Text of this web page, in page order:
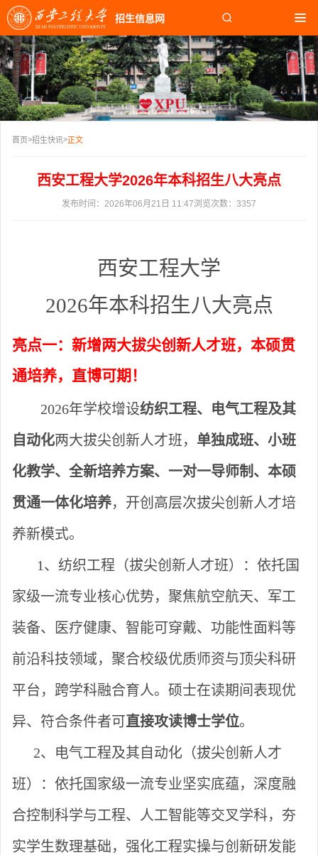
招生信息网
首页
招生快讯
报考指南
学院专业
首页>招生快讯>正文
西安工程大学2026年本科招生八大亮点
发布时间：2026年06月21日 11:47浏览次数： 3357
西安工程大学
2026年本科招生八大亮点
亮点一：新增两大拔尖创新人才班，本硕贯
通培养，直博可期！
2026年学校增设纺织工程、电气工程及其
自动化两大拔尖创新人才班， 单独成班、 小班
化教学、全新培养方案、一对一导师制、本硕
贯通一体化培养，开创高层次拔尖创新人才培
养新模式。
1、纺织工程（拔尖创新人才班）
：依托国
家级一流专业核心优势，聚焦航空航天、军工
装备、医疗健康、智能可穿戴、功能性面料等
前沿科技领域，聚合校级优质师资与顶尖科研
平台，跨学科融合育人。硕士在读期间表现优
异、符合条件者可直接攻读博士学位。
2、电气工程及其自动化（拔尖创新人才
班）： 依托国家级一流专业坚实底蕴，深度融
合控制科学与工程、人工智能等交叉学科，夯
实学生数理基础，强化工程实操与创新研发能